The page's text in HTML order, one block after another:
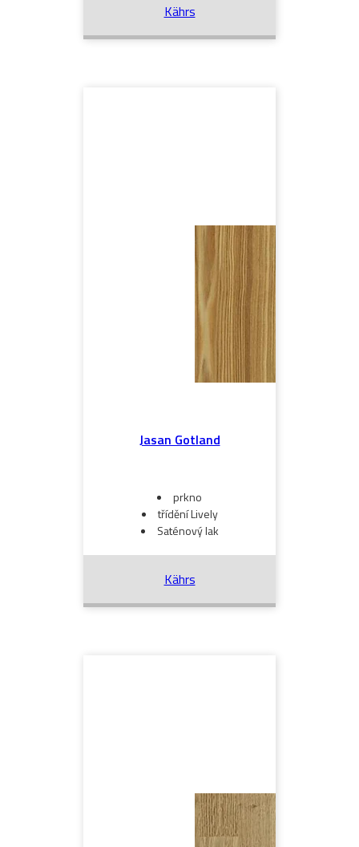
Kährs
Jasan Gotland
prkno
třídění Lively
Saténový lak
Kährs